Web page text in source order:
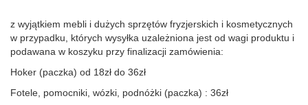
z wyjątkiem mebli i dużych sprzętów fryzjerskich i kosmetycznych
w przypadku, których wysyłka uzależniona jest od wagi produktu i
podawana w koszyku przy finalizacji zamówienia:
Hoker (paczka) od 18zł do 36zł
Fotele, pomocniki, wózki, podnóżki (paczka) : 36zł